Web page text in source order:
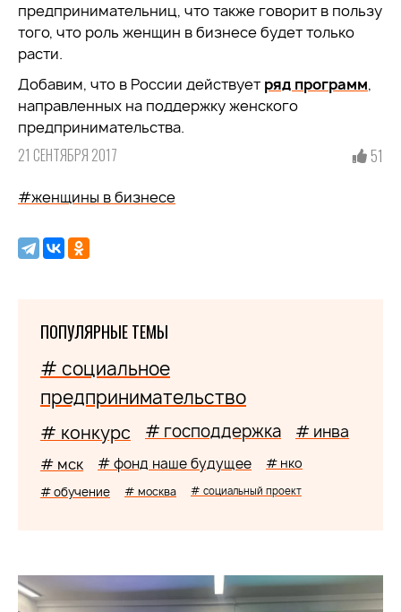
предпринимательниц, что также говорит в пользу
того, что роль женщин в бизнесе будет только
расти.
Добавим, что в России действует ряд программ,
направленных на поддержку женского
предпринимательства.
21 СЕНТЯБРЯ 2017 51
#женщины в бизнесе
ПОПУЛЯРНЫЕ ТЕМЫ
# социальное
предпринимательство
# конкурс # господдержка # инва
# мск # фонд наше будущее # нко
# обучение # москва # социальный проект